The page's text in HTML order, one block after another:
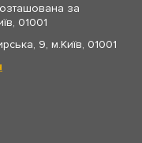
за
01001
9, м.Київ, 01001